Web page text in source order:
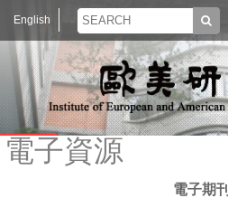
English
電子資源
電子期刊